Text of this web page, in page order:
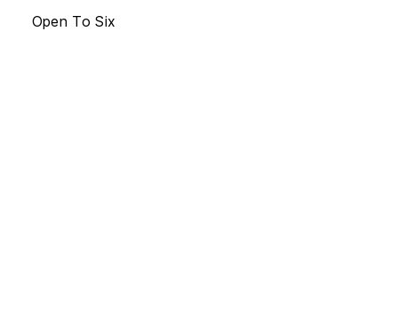
Open To Six